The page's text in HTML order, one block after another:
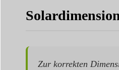
Zur korrekten